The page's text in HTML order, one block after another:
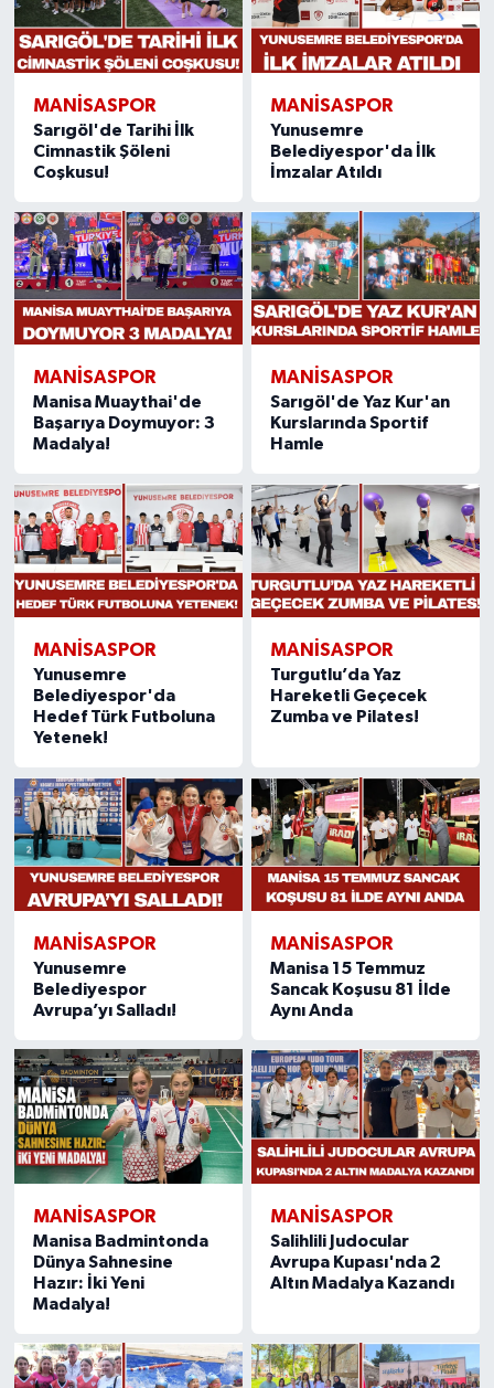
MANISASPOR
Sarıgöl'de Tarihi İlk
Cimnastik Şöleni
Coşkusu!
MANISASPOR
Yunusemre
Belediyespor'da İlk
İmzalar Atıldı
MANISASPOR
Manisa Muaythai'de
Başarıya Doymuyor: 3
Madalya!
MANISASPOR
Sarıgöl'de Yaz Kur'an
Kurslarında Sportif
Hamle
MANISASPOR
Yunusemre
Belediyespor'da
Hedef Türk Futboluna
Yetenek!
MANISASPOR
Turgutlu’da Yaz
Hareketli Geçecek
Zumba ve Pilates!
MANISASPOR
Yunusemre
Belediyespor
Avrupa’yı Salladı!
MANISASPOR
Manisa 15 Temmuz
Sancak Koşusu 81 İlde
Aynı Anda
MANISASPOR
Manisa Badmintonda
Dünya Sahnesine
Hazır: İki Yeni
Madalya!
MANISASPOR
Salihlili Judocular
Avrupa Kupası'nda 2
Altın Madalya Kazandı